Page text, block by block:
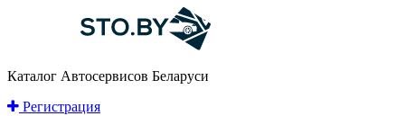
Каталог Автосервисов Беларуси
Регистрация